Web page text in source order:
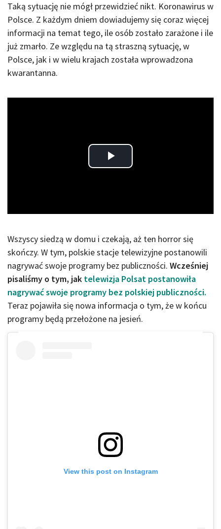
Taką sytuację nie mógł przewidzieć nikt. Koronawirus w
Polsce. Z każdym dniem dowiadujemy się coraz więcej
informacji na temat tego, ile osób zostało zarażone i ile
już zmarło. Ze względu na tą straszną sytuację, w
Polsce, jak i w wielu krajach została wprowadzona
kwarantanna.
Play
Wszyscy siedzą w domu i czekają, aż ten horror się
skończy. W tym, polskie stacje telewizyjne postanowili
nagrywać swoje programy bez publiczności. Wcześniej
pisaliśmy o tym, jak telewizja Polsat postanowiła
nagrywać swoje programy bez polskiej publiczności.
Teraz pojawiła się nowa informacja o tym, że w końcu
programy będą przełożone na jesień.
View this post on Instagram